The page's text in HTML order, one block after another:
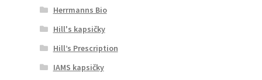
Herrmanns Bio
Hill's kapsičky
Hill’s Prescription
IAMS kapsičky